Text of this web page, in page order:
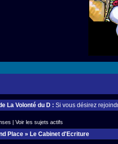
La Volonté du D : Si vous désirez
| Voir les sujets actifs
Place » Le Cabinet d'Ecriture